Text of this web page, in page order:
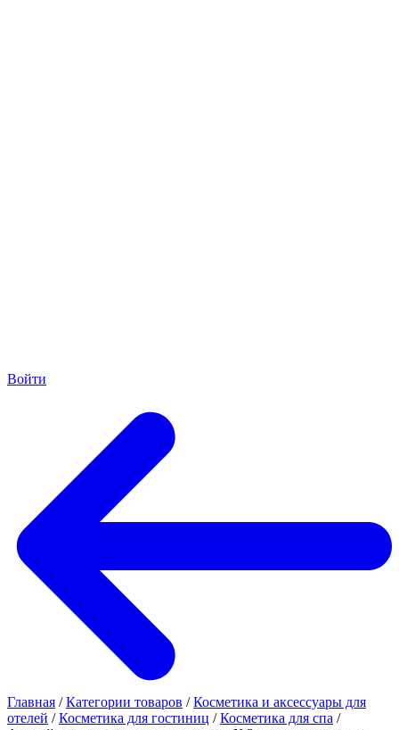
Войти
Главная / Категории товаров / Косметика и аксессуары для
отелей / Косметика для гостиниц / Косметика для спа /